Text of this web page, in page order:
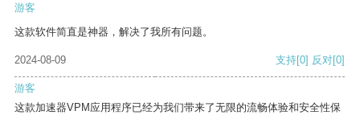
游客
这款软件简直是神器，解决了我所有问题。
2024-08-09 支持[0] 反对[0]
游客
这款加速器VPM应用程序已经为我们带来了无限的流畅体验和安全性保